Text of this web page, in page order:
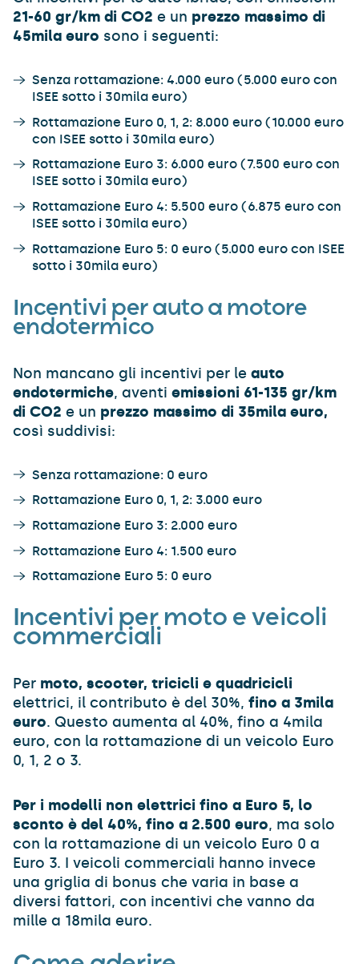
21-60 gr/km di CO2 e un prezzo massimo di
45mila euro sono i seguenti:
Senza rottamazione: 4.000 euro (5.000 euro con
ISEE sotto i 30mila euro)
Rottamazione Euro 0, 1, 2: 8.000 euro (10.000 euro
con ISEE sotto i 30mila euro)
Rottamazione Euro 3: 6.000 euro (7.500 euro con
ISEE sotto i 30mila euro)
Rottamazione Euro 4: 5.500 euro (6.875 euro con
ISEE sotto i 30mila euro)
Rottamazione Euro 5: 0 euro (5.000 euro con ISEE
sotto i 30mila euro)
Incentivi per auto a motore
endotermico
Non mancano gli incentivi per le auto
endotermiche, aventi emissioni 61-135 gr/km
di CO2 e un prezzo massimo di 35mila euro,
così suddivisi:
Senza rottamazione: 0 euro
Rottamazione Euro 0, 1, 2: 3.000 euro
Rottamazione Euro 3: 2.000 euro
Rottamazione Euro 4: 1.500 euro
Rottamazione Euro 5: 0 euro
Incentivi per moto e veicoli
commerciali
Per moto, scooter, tricicli e quadricicli
elettrici, il contributo è del 30%, fino a 3mila
euro. Questo aumenta al 40%, fino a 4mila
euro, con la rottamazione di un veicolo Euro
0, 1, 2 o 3.
Per i modelli non elettrici fino a Euro 5, lo
sconto è del 40%, fino a 2.500 euro, ma solo
con la rottamazione di un veicolo Euro 0 a
Euro 3. I veicoli commerciali hanno invece
una griglia di bonus che varia in base a
diversi fattori, con incentivi che vanno da
mille a 18mila euro.